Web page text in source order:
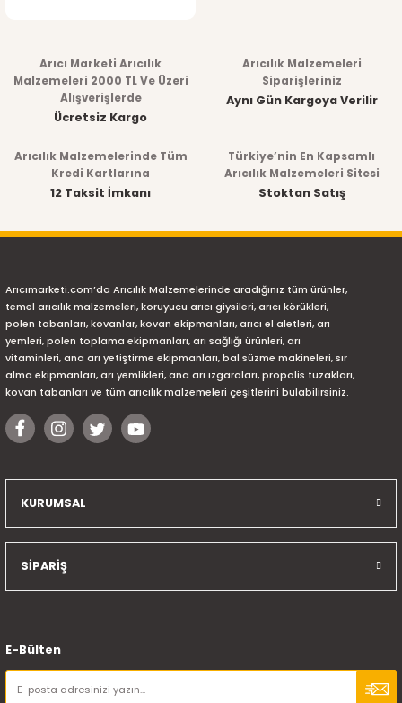
Arıcı Marketi Arıcılık
Malzemeleri 2000 TL Ve Üzeri
Alışverişlerde
Ücretsiz Kargo
Arıcılık Malzemeleri
Siparişleriniz
Aynı Gün Kargoya Verilir
Arıcılık Malzemelerinde Tüm
Kredi Kartlarına
12 Taksit İmkanı
Türkiye’nin En Kapsamlı
Arıcılık Malzemeleri Sitesi
Stoktan Satış
Arıcımarketi.com’da Arıcılık Malzemelerinde aradığınız tüm ürünler,
temel arıcılık malzemeleri, koruyucu arıcı giysileri, arıcı körükleri,
polen tabanları, kovanlar, kovan ekipmanları, arıcı el aletleri, arı
yemleri, polen toplama ekipmanları, arı sağlığı ürünleri, arı
vitaminleri, ana arı yetiştirme ekipmanları, bal süzme makineleri, sır
alma ekipmanları, arı yemlikleri, ana arı ızgaraları, propolis tuzakları,
kovan tabanları ve tüm arıcılık malzemeleri çeşitlerini bulabilirsiniz.
KURUMSAL
SİPARİŞ
E-Bülten